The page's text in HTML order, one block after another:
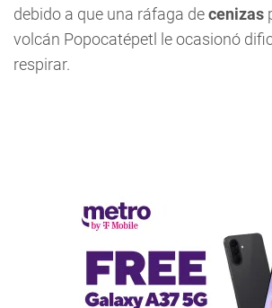
debido a que una ráfaga decenizas
volcán Popocatépetl le ocasionó
respirar.